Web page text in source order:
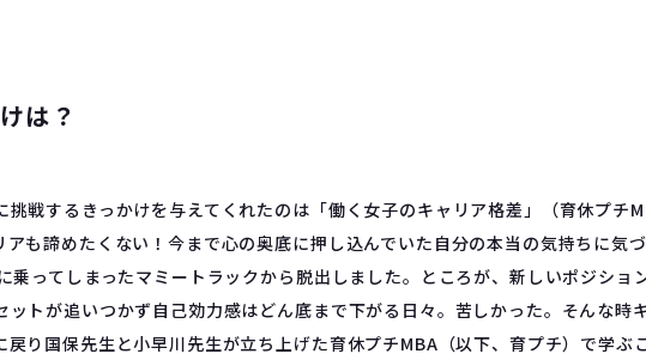
は？
挑戦するきっかけを与えてくれたのは「働く女子のキャリア格差」（育休プチ
アも諦めたくない！今まで心の奥底に押し込んでいた自分の本当の気持ちに気
乗ってしまったマミートラックから脱出しました。ところが、新しいポジショ
ットが追いつかず自己効力感はどん底まで下がる日々。苦しかった。そんな時
戻り国保先生と小早川先生が立ち上げた育休プチMBA（以下、育プチ）で学ぶ